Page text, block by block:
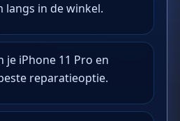
langs in de winkel.
je iPhone 11 Pro en
reparatieoptie.